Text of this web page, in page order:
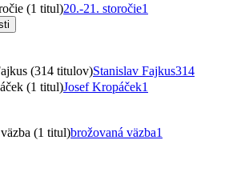
(1 titul)20.-21. storočie1
(314 titulov)Stanislav Fajkus314
(1 titul)Josef Kropáček1
(1 titul)brožovaná väzba1